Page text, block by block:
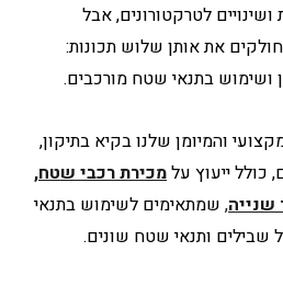
לטרקטורונים, אבל
את אותן שלוש תכונות:
ושימוש בתנאי שטח מורכבים.
והמיומן שלנו בקיא בתיקון,
כולל ייעוץ עלמכירת רכבי שטח,
שנייה, שמתאימים לשימוש בתנאי
שבילים ותנאי שטח שונים.